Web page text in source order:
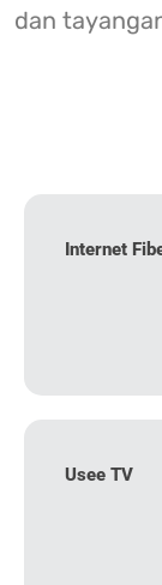
dan
Internet
Usee TV